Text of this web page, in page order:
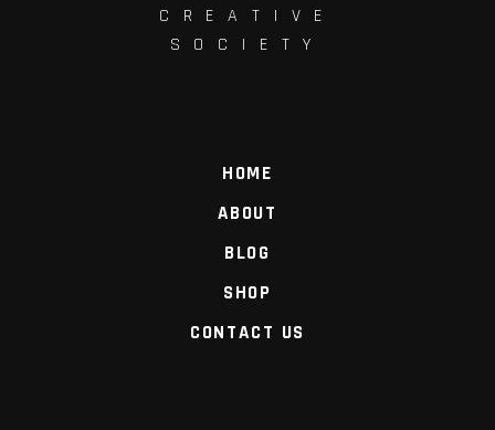
CREATIVE
SOCIETY
HOME
ABOUT
BLOG
SHOP
CONTACT US